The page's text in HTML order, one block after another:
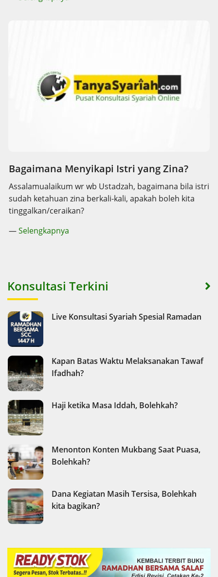
Bagaimana Menyikapi Istri yang Zina?
Assalamualaikum wr wb Ustadzah, bagaimana bila istri
sudah ketahuan zina berkali-kali, apakah boleh kita
tinggalkan/ceraikan?
—Selengkapnya
Konsultasi Terkini
Live Konsultasi Syariah Spesial Ramadan
Kapan Batas Waktu Melaksanakan Tawaf
Ifadhah?
Haji ketika Masa Iddah, Bolehkah?
Menonton Konten Mukbang Saat Puasa,
Bolehkah?
Dana Kegiatan Masih Tersisa, Bolehkah
kita bagikan?